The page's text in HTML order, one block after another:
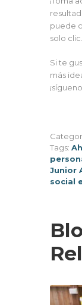
puede
solo clic.
Si te
más
Tags:
Junior
social